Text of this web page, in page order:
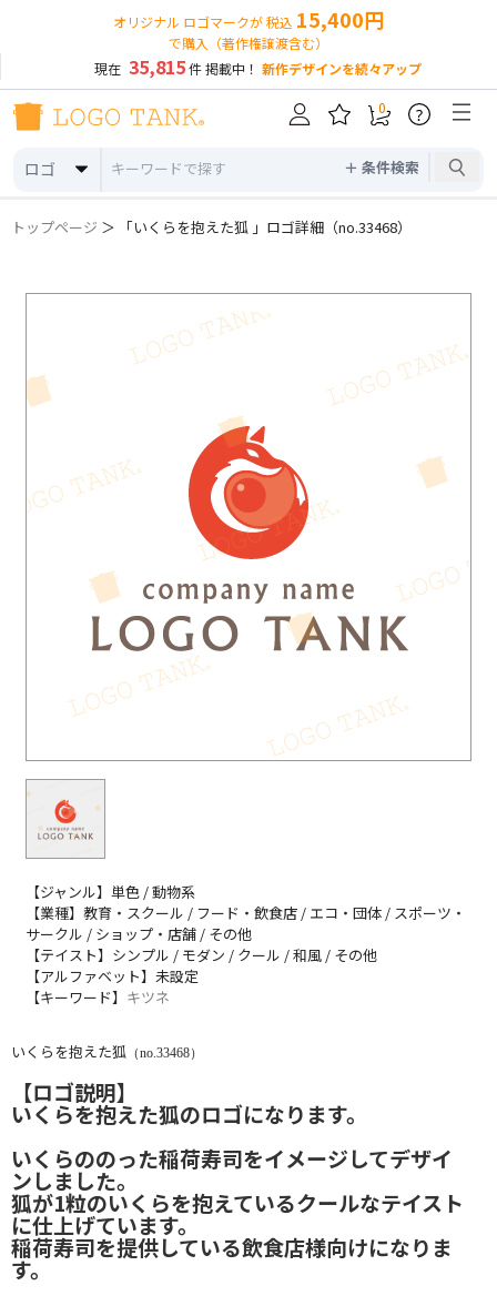
オリジナル ロゴマークが 税込 15,400円
で購入（著作権譲渡含む）
現在 35,815件 掲載中！ 新作デザインを続々アップ
ロゴ ＋ 条件検索
0 ?
トップページ ＞ 「いくらを抱えた狐 」ロゴ詳細（no.33468）
【ジャンル】単色 / 動物系
【業種】教育・スクール / フード・飲食店 / エコ・団体 / スポーツ・
サークル / ショップ・店舗 / その他
【テイスト】シンプル / モダン / クール / 和風 / その他
【アルファベット】未設定
【キーワード】 キツネ
いくらを抱えた狐 （no.33468）
【ロゴ説明】
いくらを抱えた狐のロゴになります。
いくらののった稲荷寿司をイメージしてデザイ
ンしました。
狐が1粒のいくらを抱えているクールなテイスト
に仕上げています。
稲荷寿司を提供している飲食店様向けになりま
す。